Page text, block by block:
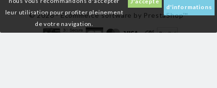
leur utilisation pour profiter pleinement
de votre navigation.
d'informations
© 2026 - Ecommerce software by PrestaShop™